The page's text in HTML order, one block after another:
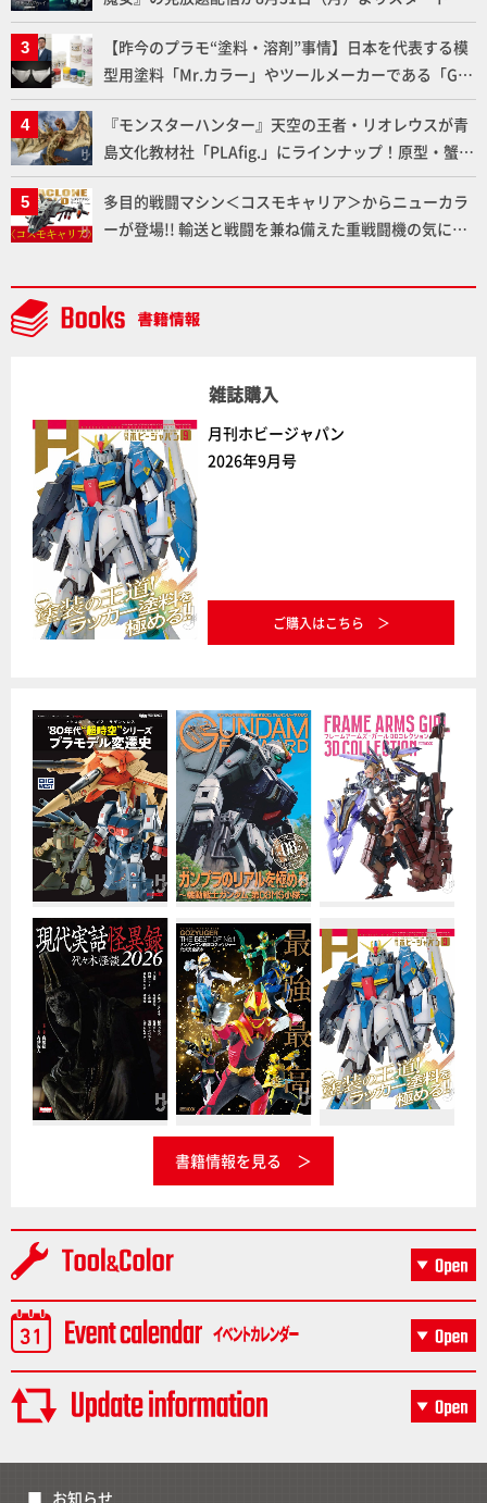
Prime Videoで国内独占配信
【昨今のプラモ“塗料・溶剤”事情】日本を代表する模
型用塗料「Mr.カラー」やツールメーカーである「GSI
クレオス」が語るラッカー塗料の未来とは？
『モンスターハンター』天空の王者・リオレウスが青
島文化教材社「PLAfig.」にラインナップ！原型・蟹蟲
修造氏の彩色作例で超ハイディテールかつ躍動感に満
ちた造形をチェック
多目的戦闘マシン＜コスモキャリア＞からニューカラ
ーが登場!! 輸送と戦闘を兼ね備えた重戦闘機の気にな
アクロンワールド】
雑誌購入
月刊ホビージャパン
2026年9月号
ご購入はこちら
書籍情報を見る
お知らせ